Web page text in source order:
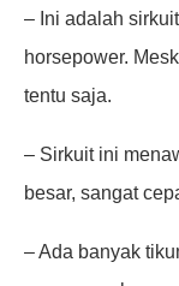
– Ini adalah
horsepower.
tentu saja.
– Sirkuit ini
besar, sangat
– Ada banyak